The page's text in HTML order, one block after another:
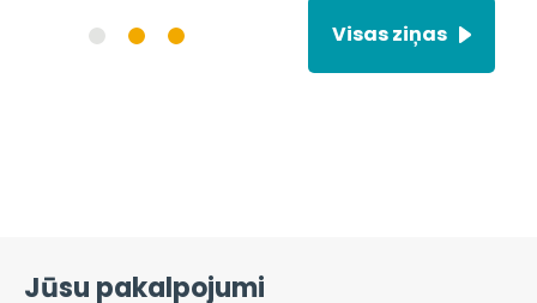
Visas ziņas
Jūsu pakalpojumi